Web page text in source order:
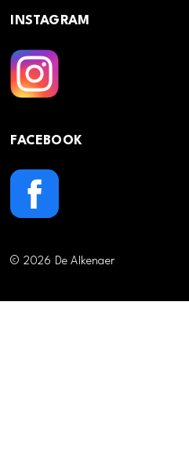
INSTAGRAM
FACEBOOK
© 2026 De Alkenaer